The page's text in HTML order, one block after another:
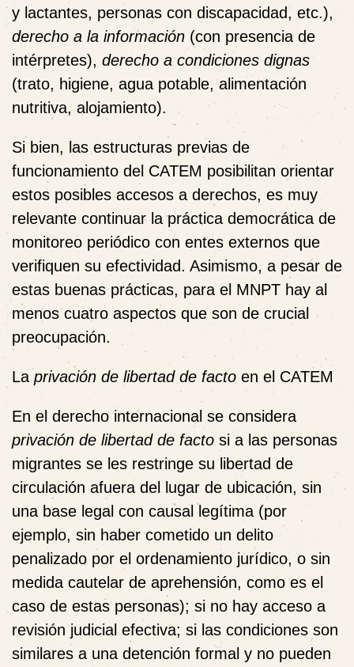
y lactantes, personas con discapacidad, etc.),
derecho a la información (con presencia de
intérpretes), derecho a condiciones dignas
(trato, higiene, agua potable, alimentación
nutritiva, alojamiento).
Si bien, las estructuras previas de
funcionamiento del CATEM posibilitan orientar
estos posibles accesos a derechos, es muy
relevante continuar la práctica democrática de
monitoreo periódico con entes externos que
verifiquen su efectividad. Asimismo, a pesar de
estas buenas prácticas, para el MNPT hay al
menos cuatro aspectos que son de crucial
preocupación.
La privación de libertad de facto en el CATEM
En el derecho internacional se considera
privación de libertad de facto si a las personas
migrantes se les restringe su libertad de
circulación afuera del lugar de ubicación, sin
una base legal con causal legítima (por
ejemplo, sin haber cometido un delito
penalizado por el ordenamiento jurídico, o sin
medida cautelar de aprehensión, como es el
caso de estas personas); si no hay acceso a
revisión judicial efectiva; si las condiciones son
similares a una detención formal y no pueden